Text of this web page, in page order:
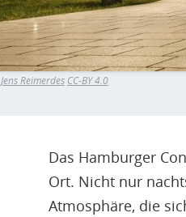
Jens Reimerdes CC-BY 4.0
Das Hamburger
Ort. Nicht nur
Atmosphäre, die